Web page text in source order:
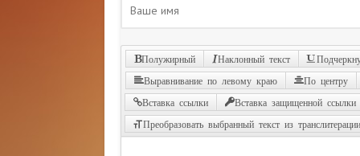
Полужирный Наклонный текст
Выравнивание по левому краю По центру
Вставка ссылки Вставка защищенной ссылки
Преобразовать выбранный текст из